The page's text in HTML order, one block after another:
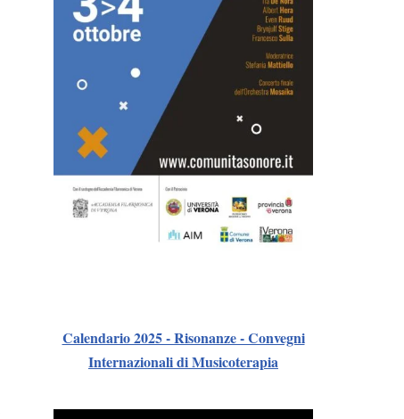
Calendario 2025 - Risonanze - Convegni
Internazionali di Musicoterapia